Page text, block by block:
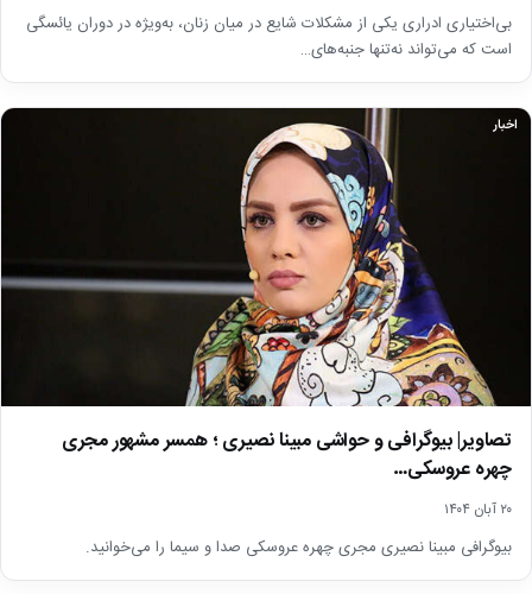
بی‌اختیاری ادراری یکی از مشکلات شایع در میان زنان، به‌ویژه در دوران یائسگی
است که می‌تواند نه‌تنها جنبه‌های…
اخبار
تصاویر| بیوگرافی و حواشی مبینا نصیری ؛ همسر مشهور مجری
چهره عروسکی…
۲۰ آبان ۱۴۰۴
بیوگرافی مبینا نصیری مجری چهره عروسکی صدا و سیما را می‌خوانید.